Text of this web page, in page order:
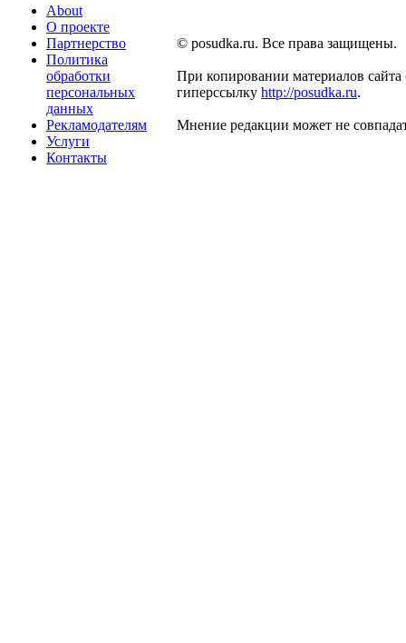
About
О проекте
Партнерство
Политика
обработки
персональных
данных
Рекламодателям
Услуги
Контакты
© posudka.ru. Все права защищены.
При копировании материалов сайта
гиперссылку http://posudka.ru.
Мнение редакции может не